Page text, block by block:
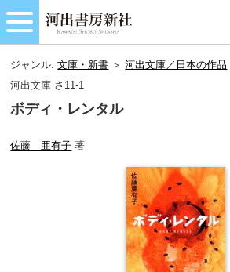
ジャンル:文庫・新書 ＞河出文庫／日本の作品
河出文庫 さ11-1
ボディ・レンタル
佐藤 亜有子 著